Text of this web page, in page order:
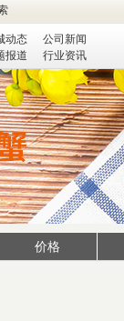
动态
公司新闻
报道
行业资讯
价格